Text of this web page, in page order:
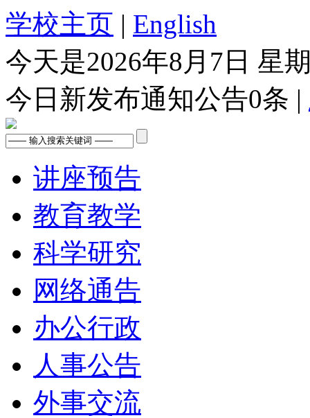
学校主页 | English
今天是2026年8月7日 星
今日新发布通知公告0条 |
讲座预告
教育教学
科学研究
网络通告
办公行政
人事公告
外事交流